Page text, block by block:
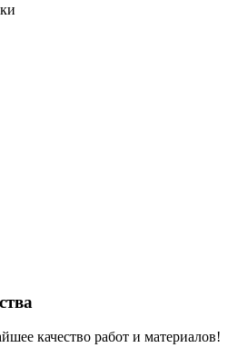
качество работ и материалов!